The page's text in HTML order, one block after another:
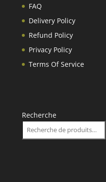
FAQ
Delivery Policy
Refund Policy
Privacy Policy
Terms Of Service
Recherche